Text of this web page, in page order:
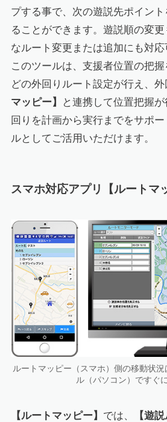
プする事で、次の遊説先ポイン
ることができます。遊説順の変
なルート変更または追加にも対応
このツールは、支援者位置の把
どの外回りルート設定が行え、
マッピー】
と連携して位置把握
回りを計画から実行までをサポ
ルとしてご活用いただけます。
スマホ対応アプリ【ルートマ
ルートマッピー（スマホ）側の移動状
ル（パソコン）ですぐ
【ルートマッピー】 では、
【遊